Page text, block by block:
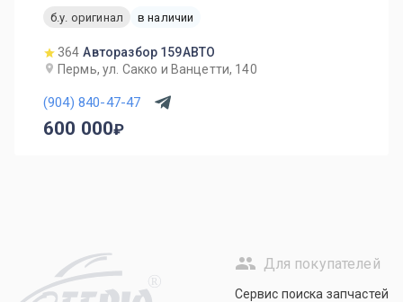
б.у. оригинал
в наличии
364 Авторазбор 159АВТО
Пермь, ул. Сакко и Ванцетти, 140
(904) 840-47-47
600 000
R
Для покупателей
Сервис поиска запчастей